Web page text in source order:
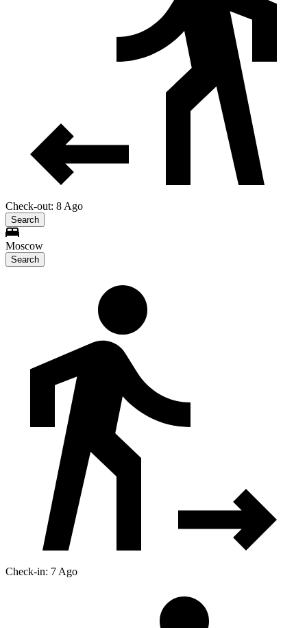
Check-out: 8 Ago
Search
Moscow
Search
Check-in: 7 Ago